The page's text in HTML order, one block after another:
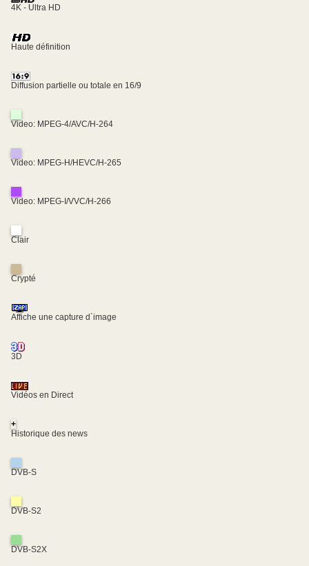
4K - Ultra HD
Haute définition
Diffusion partielle ou totale en 16/9
Video: MPEG-4/AVC/H-264
Video: MPEG-H/HEVC/H-265
Video: MPEG-I/VVC/H-266
Clair
Crypté
Affiche une capture d´image
3D
Vidéos en Direct
+
Historique des news
DVB-S
DVB-S2
DVB-S2X